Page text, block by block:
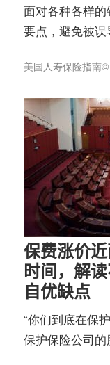
面对各种各样
要点，避免被
美国人寿保险指南©️
保费涨价
时间，解
自优缺点
“你们到底在保
保护保险公司的